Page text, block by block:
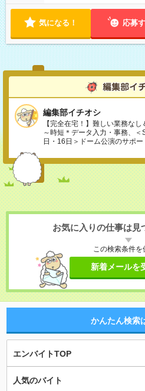
気になる！ 応募
編集部イチオシ
【完全在宅！】難しい業務な
～時短＊データ入力・事務、
日・16日＞ドーム公演のサポ
お気に入りの仕事は見
この検索条件を
新着メールを
かんたん検索
エンバイトTOP
人気のバイト